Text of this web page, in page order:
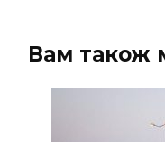
Вам також